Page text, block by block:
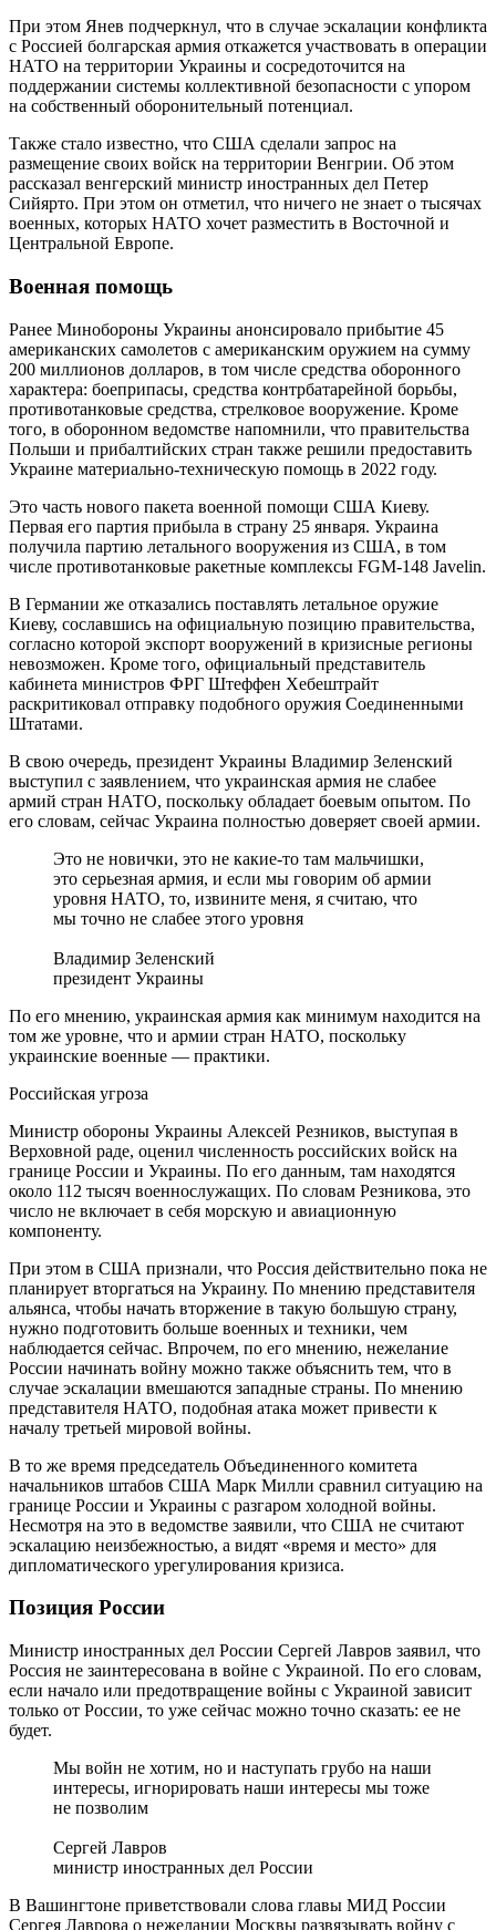
При этом Янев подчеркнул, что в случае эскалации конфликта
с Россией болгарская армия откажется участвовать в операции
НАТО на территории Украины и сосредоточится на
поддержании системы коллективной безопасности с упором
на собственный оборонительный потенциал.
Также стало известно, что США сделали запрос на
размещение своих войск на территории Венгрии. Об этом
рассказал венгерский министр иностранных дел Петер
Сийярто. При этом он отметил, что ничего не знает о тысячах
военных, которых НАТО хочет разместить в Восточной и
Центральной Европе.
Военная помощь
Ранее Минобороны Украины анонсировало прибытие 45
американских самолетов с американским оружием на сумму
200 миллионов долларов, в том числе средства оборонного
характера: боеприпасы, средства контрбатарейной борьбы,
противотанковые средства, стрелковое вооружение. Кроме
того, в оборонном ведомстве напомнили, что правительства
Польши и прибалтийских стран также решили предоставить
Украине материально-техническую помощь в 2022 году.
Это часть нового пакета военной помощи США Киеву.
Первая его партия прибыла в страну 25 января. Украина
получила партию летального вооружения из США, в том
числе противотанковые ракетные комплексы FGM-148 Javelin.
В Германии же отказались поставлять летальное оружие
Киеву, сославшись на официальную позицию правительства,
согласно которой экспорт вооружений в кризисные регионы
невозможен. Кроме того, официальный представитель
кабинета министров ФРГ Штеффен Хебештрайт
раскритиковал отправку подобного оружия Соединенными
Штатами.
В свою очередь, президент Украины Владимир Зеленский
выступил с заявлением, что украинская армия не слабее
армий стран НАТО, поскольку обладает боевым опытом. По
его словам, сейчас Украина полностью доверяет своей армии.
Это не новички, это не какие-то там мальчишки,
это серьезная армия, и если мы говорим об армии
уровня НАТО, то, извините меня, я считаю, что
мы точно не слабее этого уровня
Владимир Зеленский
президент Украины
По его мнению, украинская армия как минимум находится на
том же уровне, что и армии стран НАТО, поскольку
украинские военные — практики.
Российская угроза
Министр обороны Украины Алексей Резников, выступая в
Верховной раде, оценил численность российских войск на
границе России и Украины. По его данным, там находятся
около 112 тысяч военнослужащих. По словам Резникова, это
число не включает в себя морскую и авиационную
компоненту.
При этом в США признали, что Россия действительно пока не
планирует вторгаться на Украину. По мнению представителя
альянса, чтобы начать вторжение в такую большую страну,
нужно подготовить больше военных и техники, чем
наблюдается сейчас. Впрочем, по его мнению, нежелание
России начинать войну можно также объяснить тем, что в
случае эскалации вмешаются западные страны. По мнению
представителя НАТО, подобная атака может привести к
началу третьей мировой войны.
В то же время председатель Объединенного комитета
начальников штабов США Марк Милли сравнил ситуацию на
границе России и Украины с разгаром холодной войны.
Несмотря на это в ведомстве заявили, что США не считают
эскалацию неизбежностью, а видят «время и место» для
дипломатического урегулирования кризиса.
Позиция России
Министр иностранных дел России Сергей Лавров заявил, что
Россия не заинтересована в войне с Украиной. По его словам,
если начало или предотвращение войны с Украиной зависит
только от России, то уже сейчас можно точно сказать: ее не
будет.
Мы войн не хотим, но и наступать грубо на наши
интересы, игнорировать наши интересы мы тоже
не позволим
Сергей Лавров
министр иностранных дел России
В Вашингтоне приветствовали слова главы МИД России
Сергея Лаврова о нежелании Москвы развязывать войну с